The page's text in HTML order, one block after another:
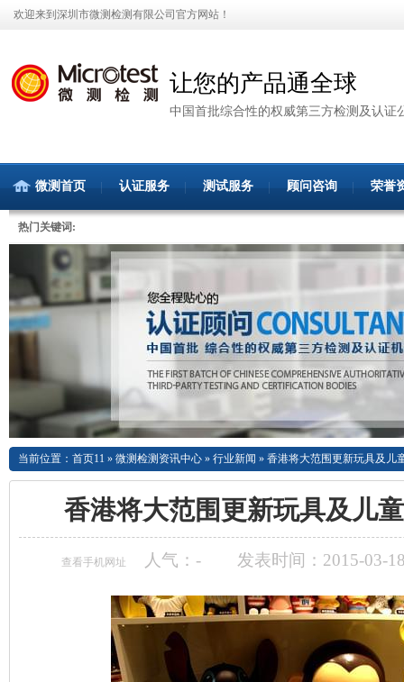
欢迎来到深圳市微测检测有限公司官方网站！
让您的产品通全球
中国首批综合性的权威第三方检测及认证
微测首页 认证服务 测试服务 顾问咨询 荣誉
热门关键词:
当前位置： 首页11 » 微测检测资讯中心 » 行业新闻 » 香港将大范围更新玩具及儿
香港将大范围更新玩具及儿
查看手机网址 人气： - 发表时间：2015-03-